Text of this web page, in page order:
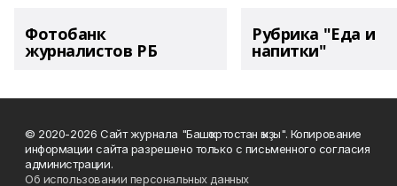
Фотобанк
журналистов РБ
Рубрика "Еда и
напитки"
© 2020-2026 Сайт журнала "Башҡортостан ҡыҙы". Копирование
информации сайта разрешено только с письменного согласия
администрации.
Об использовании персональных данных